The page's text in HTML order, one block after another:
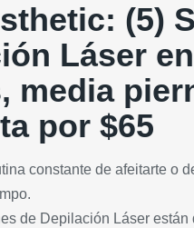
(5)
Láser
media
por $65
constante de afeitarte o
de Depilación Láser